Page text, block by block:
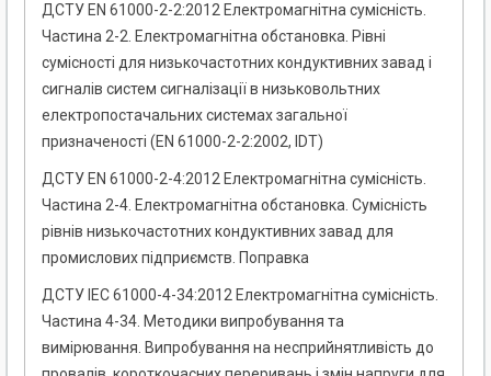
ДСТУ EN 61000-2-2:2012 Електромагнітна сумісність.
Частина 2-2. Електромагнітна обстановка. Рівні
сумісності для низькочастотних кондуктивних завад і
сигналів систем сигналізації в низьковольтних
електропостачальних системах загальної
призначеності (EN 61000-2-2:2002, IDT)
ДСТУ EN 61000-2-4:2012 Електромагнітна сумісність.
Частина 2-4. Електромагнітна обстановка. Сумісність
рівнів низькочастотних кондуктивних завад для
промислових підприємств. Поправка
ДСТУ IEC 61000-4-34:2012 Електромагнітна сумісність.
Частина 4-34. Методики випробування та
вимірювання. Випробування на несприйнятливість до